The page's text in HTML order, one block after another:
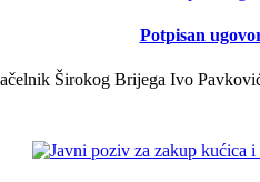
Potpisan
Širokog Brijega Ivo